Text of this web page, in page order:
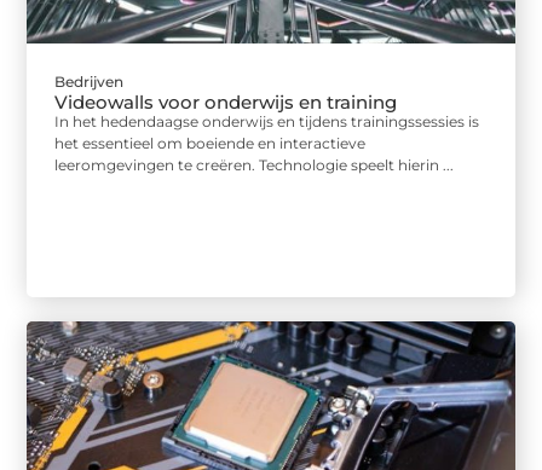
Bedrijven
Videowalls voor onderwijs en training
In het hedendaagse onderwijs en tijdens trainingssessies is
het essentieel om boeiende en interactieve
leeromgevingen te creëren. Technologie speelt hierin ...